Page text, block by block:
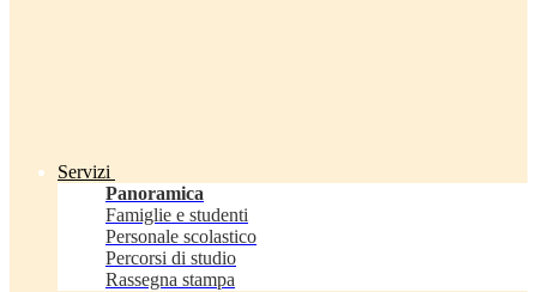
Servizi
Panoramica
Famiglie e studenti
Personale scolastico
Percorsi di studio
Rassegna stampa